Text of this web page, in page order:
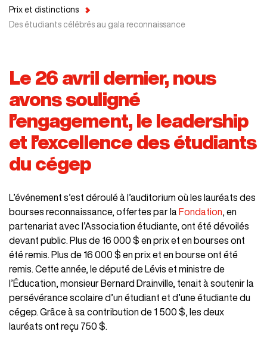
Prix et distinctions
Des étudiants célébrés au gala reconnaissance
Le 26 avril dernier, nous
avons souligné
l’engagement, le leadership
et l’excellence des étudiants
du cégep
L’événement s’est déroulé à l’auditorium où les lauréats des
bourses reconnaissance, offertes par la Fondation , en
partenariat avec l’Association étudiante, ont été dévoilés
devant public. Plus de 16 000 $ en prix et en bourses ont
été remis. Plus de 16 000 $ en prix et en bourse ont été
remis. Cette année, le député de Lévis et ministre de
l’Éducation, monsieur Bernard Drainville, tenait à soutenir la
persévérance scolaire d’un étudiant et d’une étudiante du
cégep. Grâce à sa contribution de 1 500 $, les deux
lauréats ont reçu 750 $.